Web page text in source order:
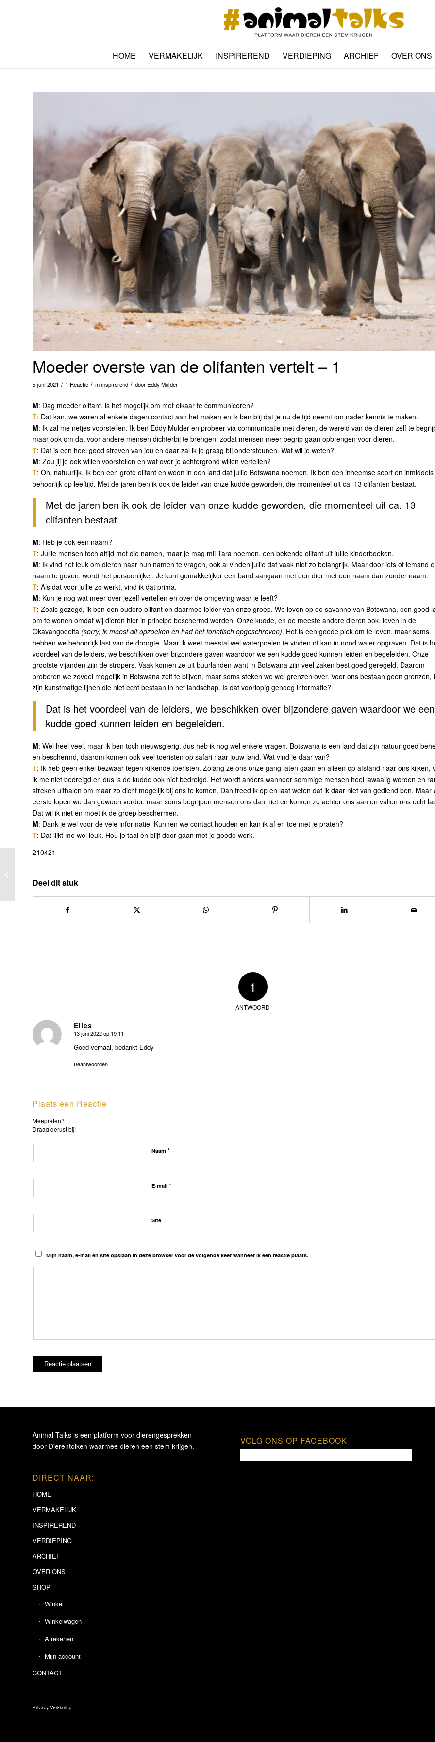
HOME VERMAKELIJK INSPIREREND VERDIEPING ARCHIEF OVER ONS
Moeder overste van de olifanten vertelt – 1
5 juni 2021 / 1 Reactie / ininspirerend / door Eddy Mulder
M: Dag moeder olifant, is het mogelijk om met elkaar te communiceren?
T: Dat kan, we waren al enkele dagen contact aan het maken en ik ben blij dat je nu de tijd neemt om nader kennis te maken.
M: Ik zal me netjes voorstellen. Ik ben Eddy Mulder en probeer via communicatie met dieren, de wereld van de dieren zelf te
maar ook om dat voor andere mensen dichterbij te brengen, zodat mensen meer begrip gaan opbrengen voor dieren.
T: Dat is een heel goed streven van jou en daar zal ik je graag bij ondersteunen. Wat wil je weten?
M: Zou jij je ook willen voorstellen en wat over je achtergrond willen vertellen?
T: Oh, natuurlijk. Ik ben een grote olifant en woon in een land dat jullie Botswana noemen. Ik ben een inheemse soort en
behoorlijk op leeftijd. Met de jaren ben ik ook de leider van onze kudde geworden, die momenteel uit ca. 13 olifanten bestaat.
Met de jaren ben ik ook de leider van onze kudde geworden, die momenteel uit ca. 13
olifanten bestaat.
M: Heb je ook een naam?
T: Jullie mensen toch altijd met die namen, maar je mag mij Tara noemen, een bekende olifant uit jullie kinderboeken.
M: Ik vind het leuk om dieren naar hun namen te vragen, ook al vinden jullie dat vaak niet zo belangrijk. Maar door iets of iemand
naam te geven, wordt het persoonlijker. Je kunt gemakkelijker een band aangaan met een dier met een naam dan zonder naam.
T: Als dat voor jullie zo werkt, vind ik dat prima.
M: Kun je nog wat meer over jezelf vertellen en over de omgeving waar je leeft?
T: Zoals gezegd, ik ben een oudere olifant en daarmee leider van onze groep. We leven op de savanne van Botswana, een goed
om te wonen omdat wij dieren hier in principe beschermd worden. Onze kudde, en de meeste andere dieren ook, leven in de
Okavangodelta (sorry, ik moest dit opzoeken en had het fonetisch opgeschreven). Het is een goede plek om te leven, maar soms
hebben we behoorlijk last van de droogte. Maar ik weet meestal wel waterpoelen te vinden of kan in nood water opgraven. Dat is
voordeel van de leiders, we beschikken over bijzondere gaven waardoor we een kudde goed kunnen leiden en begeleiden. Onze
grootste vijanden zijn de stropers. Vaak komen ze uit buurlanden want in Botswana zijn veel zaken best goed geregeld. Daarom
proberen we zoveel mogelijk in Botswana zelf te blijven, maar soms steken we wel grenzen over. Voor ons bestaan geen grenzen,
zijn kunstmatige lijnen die niet echt bestaan in het landschap. Is dat voorlopig genoeg informatie?
Dat is het voordeel van de leiders, we beschikken over bijzondere gaven waardoor we een
kudde goed kunnen leiden en begeleiden.
M: Wel heel veel, maar ik ben toch nieuwsgierig, dus heb ik nog wel enkele vragen. Botswana is een land dat zijn natuur goed
en beschermd, daarom komen ook veel toeristen op safari naar jouw land. Wat vind je daar van?
T: Ik heb geen enkel bezwaar tegen kijkende toeristen. Zolang ze ons onze gang laten gaan en alleen op afstand naar ons kijken,
ik me niet bedreigd en dus is de kudde ook niet bedreigd. Het wordt anders wanneer sommige mensen heel lawaaiig worden en
streken uithalen om maar zo dicht mogelijk bij ons te komen. Dan treed ik op en laat weten dat ik daar niet van gediend ben. Maar
eerste lopen we dan gewoon verder, maar soms begrijpen mensen ons dan niet en komen ze achter ons aan en vallen ons echt
Dat wil ik niet en moet ik de groep beschermen.
M: Dank je wel voor de vele informatie. Kunnen we contact houden en kan ik af en toe met je praten?
T: Dat lijkt me wel leuk. Hou je taai en blijf door gaan met je goede werk.
210421
Deel dit stuk
1
ANTWOORD
Elles
zegt:
13 juni 2022 op 19:11
Goed verhaal, bedankt Eddy
Beantwoorden
Plaats een Reactie
Meepraten?
Draag gerust bij!
Naam *
E-mail *
Site
Mijn naam, e-mail en site opslaan in deze browser voor de volgende keer wanneer ik een reactie plaats.
Animal Talks is een platform voor dierengesprekken
door Dierentolken waarmee dieren een stem krijgen.
DIRECT NAAR:
HOME
VERMAKELIJK
INSPIREREND
VERDIEPING
ARCHIEF
OVER ONS
SHOP
Winkel
Winkelwagen
Afrekenen
Mijn account
CONTACT
Privacy Verklaring
VOLG ONS OP FACEBOOK
als er ook verdriet is”